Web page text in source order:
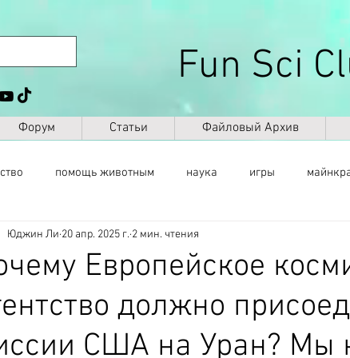
Fun Sci
Форум Статьи Файловый Архив
помощь животным наука игры
сайт другое саморазвитие
космос география палеонтология
Европейское
должно
США на Уран? Мы
Юджин Ли 20 апр. 2025 г. 2 мин. чтения